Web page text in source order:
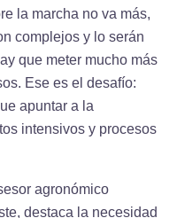
la marcha no va más,
complejos y lo serán
que meter mucho más
Ese es el desafío:
apuntar a la
intensivos y procesos
agronómico
destaca la necesidad